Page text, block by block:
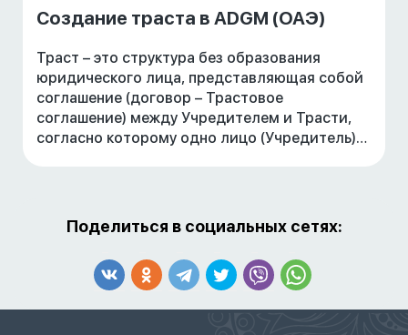
Создание траста в ADGM (ОАЭ)
Траст – это структура без образования
юридического лица, представляющая собой
соглашение (договор – Трастовое
соглашение) между Учредителем и Трасти,
согласно которому одно лицо (Учредитель)
Поделиться в социальных сетях: